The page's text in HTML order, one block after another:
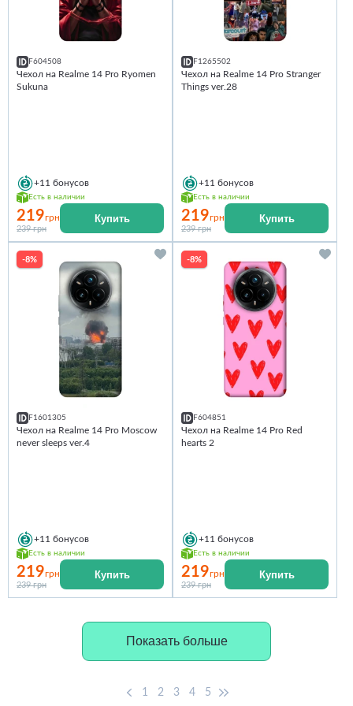
F604508
Чехол на Realme 14 Pro Ryomen
Sukuna
+11 бонусов
Есть в наличии
219грн
239 грн
Купить
F1265502
Чехол на Realme 14 Pro Stranger
Things ver.28
+11 бонусов
Есть в наличии
219грн
239 грн
Купить
-8%
F1601305
Чехол на Realme 14 Pro Moscow
never sleeps ver.4
+11 бонусов
Есть в наличии
219грн
239 грн
Купить
-8%
F604851
Чехол на Realme 14 Pro Red
hearts 2
+11 бонусов
Есть в наличии
219грн
239 грн
Купить
Показать больше
1 2 3 4 5